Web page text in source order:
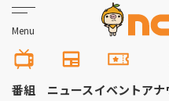
Menu
番組 ニュースイベントアナ